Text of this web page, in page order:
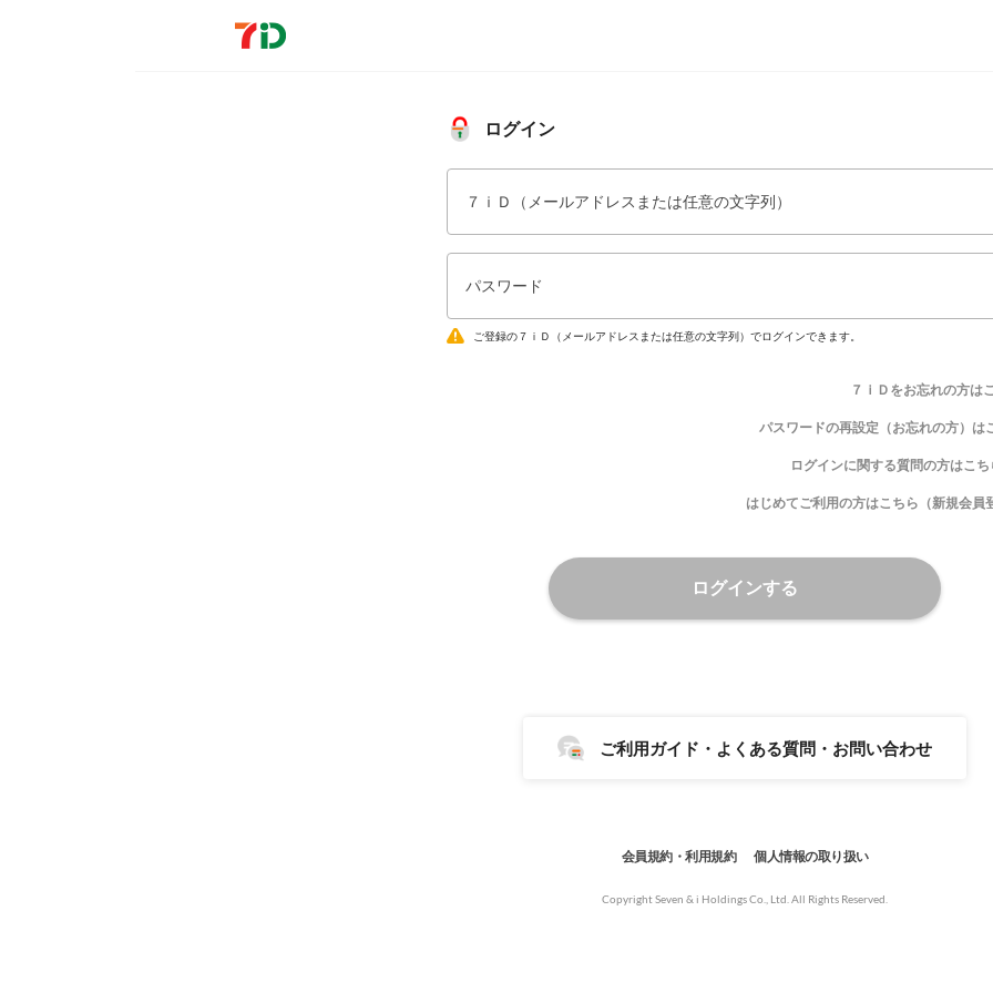
ログイン
７ｉＤ（メールアドレスまたは任意の文字列）
パスワード
ご登録の７ｉＤ（メールアドレスまたは任意の文字列）でログインできます。
７ｉＤをお忘れの方は
パスワードの再設定（お忘れの方）は
ログインに関する質問の方はこち
はじめてご利用の方はこちら（新規会員
ログインする
ご利用ガイド・よくある質問・お問い合わせ
会員規約・利用規約 個人情報の取り扱い
Copyright Seven & i Holdings Co., Ltd. All Rights Reserved.